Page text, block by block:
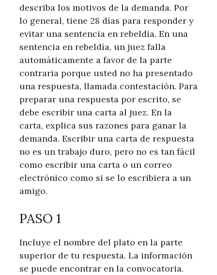
describa los motivos de la demanda. Por
lo general, tiene 28 días para responder y
evitar una sentencia en rebeldía. En una
sentencia en rebeldía, un juez falla
automáticamente a favor de la parte
contraria porque usted no ha presentado
una respuesta, llamada contestación. Para
preparar una respuesta por escrito, se
debe escribir una carta al juez. En la
carta, explica sus razones para ganar la
demanda. Escribir una carta de respuesta
no es un trabajo duro, pero no es tan fácil
como escribir una carta o un correo
electrónico como si se lo escribiera a un
amigo.
PASO 1
Incluye el nombre del plato en la parte
superior de tu respuesta. La información
se puede encontrar en la convocatoria.